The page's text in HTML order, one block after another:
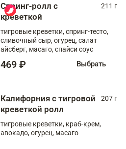
Спринг-ролл с
креветкой
211 г
тигровые креветки, спринг-тесто,
сливочный сыр, огурец, салат
айсберг, масаго, спайси соус
469 ₽ Выбрать
Калифорния с тигровой
креветкой ролл
207 г
тигровые креветки, краб-крем,
авокадо, огурец, масаго